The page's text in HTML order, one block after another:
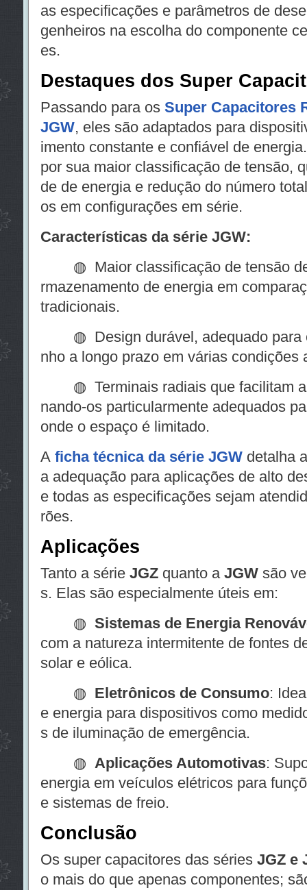
as especificações e parâmetros de
genheiros na escolha do componente
es.
Destaques dos Super
Passando para os Super Capacitores
JGW, eles são adaptados para
imento constante e confiável de
por sua maior classificação de tensão,
de de energia e redução do número
os em configurações em série.
Características da série JGW:
◍ Maior classificação de tensão de
rmazenamento de energia em
tradicionais.
◍ Design durável, adequado para
nho a longo prazo em várias condições
◍ Terminais radiais que facilitam a
nando-os particularmente adequados
onde o espaço é limitado.
A ficha técnica da série JGWdetalha
a adequação para aplicações de alto
e todas as especificações sejam
rões.
Aplicações
Tanto a série JGZquanto a JGWsão
s. Elas são especialmente úteis em:
◍ Sistemas de Energia
com a natureza intermitente de fontes
solar e eólica.
◍ Eletrônicos de Consumo:
e energia para dispositivos como
s de iluminação de emergência.
◍ Aplicações Automotivas:
energia em veículos elétricos para
e sistemas de freio.
Conclusão
Os super capacitores das séries JGZ e
o mais do que apenas componentes;